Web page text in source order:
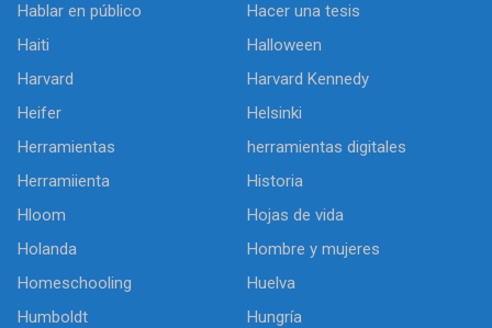
Hablar en público
Hacer una tesis
Haiti
Halloween
Harvard
Harvard Kennedy
Heifer
Helsinki
Herramientas
herramientas digitales
Herramiienta
Historia
Hloom
Hojas de vida
Holanda
Hombre y mujeres
Homeschooling
Huelva
Humboldt
Hungría